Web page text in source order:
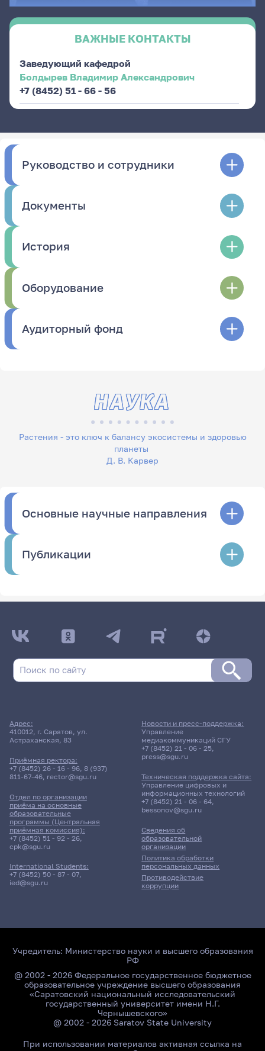
ВАЖНЫЕ КОНТАКТЫ
Заведующий кафедрой
Болдырев Владимир Александрович
+7 (8452) 51 - 66 - 56
Руководство и сотрудники
Документы
История
Оборудование
Аудиторный фонд
Растения - это ключ к балансу экосистемы и здоровью
планеты
Д. В. Карвер
НАУКА
Основные научные направления
Публикации
Адрес:
410012, г. Саратов, ул.
Астраханская, 83
Приёмная ректора:
+7 (8452) 26 - 16 - 96, 8 (937)
811-67-46, rector@sgu.ru
Отдел по организации
приёма на основные
образовательные
программы (Центральная
приёмная комиссия):
+7 (8452) 51 - 92 - 26,
cpk@sgu.ru
International Students:
+7 (8452) 50 - 87 - 07,
ied@sgu.ru
Сведения об
образовательной
организации
Политика обработки
персональных данных
Противодействие
коррупции
Новости и пресс-поддержка:
Управление
медиакоммуникаций СГУ
+7 (8452) 21 - 06 - 25,
press@sgu.ru
Техническая поддержка сайта:
Управление цифровых и
информационных технологий
+7 (8452) 21 - 06 - 64,
bessonov@sgu.ru
Учредитель: Министерство науки и высшего образования
РФ
@ 2002 - 2026 Федеральное государственное бюджетное
образовательное учреждение высшего образования
«Саратовский национальный исследовательский
государственный университет имени Н.Г.
Чернышевского»
@ 2002 - 2026 Saratov State University
При использовании материалов активная ссылка на